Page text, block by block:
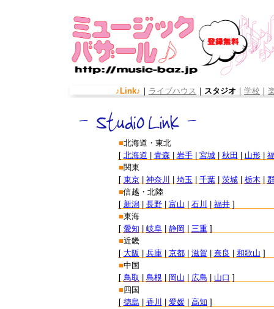
♪Link♪ ｜ ライブハウス ｜ スタジオ ｜ 学校 ｜
■北海道・東北
[ 北海道 青森 岩手| 宮城| 秋田 山形|
■関東
[ 東京| 神奈川 埼玉 千葉| 茨城| 栃木
■信越・北陸
[ 新潟| 長野| 富山 石川 福井]
■東海
[ 愛知 岐阜| 静岡 三重]
■近畿
[ 大阪 兵庫| 京都| 滋賀| 奈良 和歌山 ]
■中国
[ 鳥取 島根 岡山 広島 山口 ]
■四国
[ 徳島 香川 愛媛| 高知 ]